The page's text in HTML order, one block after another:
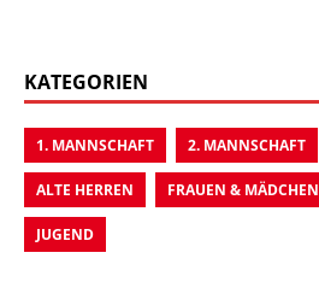
KATEGORIEN
1. MANNSCHAFT 2. MANNSCHAFT
ALTE HERREN FRAUEN & MÄDCHEN
JUGEND